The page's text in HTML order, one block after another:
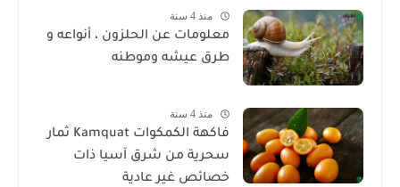
منذ 4 سنة
معلومات عن الحلزون ، أنواعه و
طرق عيشه وموطنه
منذ 4 سنة
فاكهة الكمكوات Kamquat ثمار
سحرية من شرق آسيا ذات
خصائص غير عادية